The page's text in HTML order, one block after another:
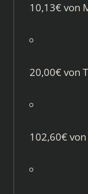
10,13€ von
20,00€ von
102,60€ von